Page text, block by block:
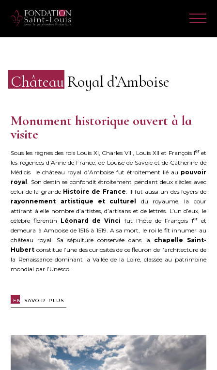
Château Royal d’Amboise
Monument historique ouvert à la
visite
Sous les règnes des rois Louis XI, Charles VIII, Louis XII et François Ier et
les régences d’Anne de France, de Louise de Savoie et de Catherine de
Médicis le château royal d’Amboise fut étroitement lié au pouvoir
royal . Son destin se confondit étroitement pendant deux siècles avec
celui de la grande Histoire de France . Il fut aussi un des foyers de
rayonnement artistique et culturel du royaume, la cour
attirant à elle nombre d’artistes, d’artisans et de lettrés. L’un d’eux, le
célèbre florentin Léonard de Vinci fut l’hôte de François 1eret
demeura à Amboise de 1516 à 1519. A sa mort, le roi le fit inhumer au
château royal. Sa sépulture conservée dans la chapelle Saint-
Hubert constitue l’une des curiosités de ce fleuron de l’architecture de
la Renaissance dominant la Vallée de la Loire, classée au patrimoine
mondial par l’Unesco.
EN SAVOIR PLUS